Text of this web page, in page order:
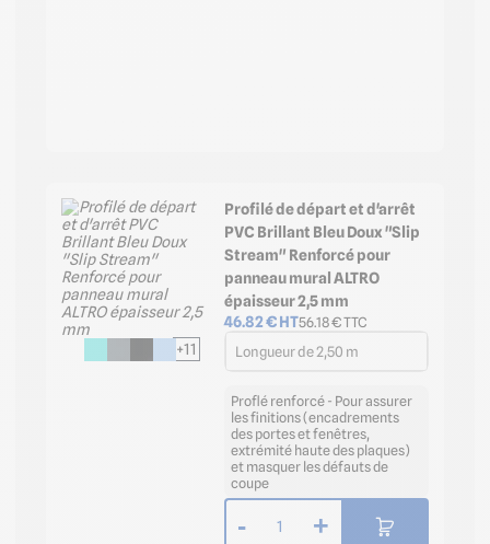
+11
Profilé de départ et d'arrêt
PVC Brillant Bleu Doux "Slip
Stream" Renforcé pour
panneau mural ALTRO
épaisseur 2,5 mm
46.82€ HT56.18€ TTC
Longueur de 2,50 m
Proflé renforcé - Pour assurer
les finitions (encadrements
des portes et fenêtres,
extrémité haute des plaques)
et masquer les défauts de
coupe
- 1 +